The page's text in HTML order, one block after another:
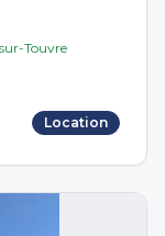
Touvre
Location